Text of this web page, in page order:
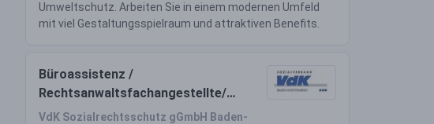
Umweltschutz. Arbeiten Sie in einem modernen Umfeld
mit viel Gestaltungsspielraum und attraktiven Benefits.
Büroassistenz /
Rechtsanwaltsfachangestellte/r
(m/w/d) Teilzeit
VdK Sozialrechtsschutz gGmbH Baden-